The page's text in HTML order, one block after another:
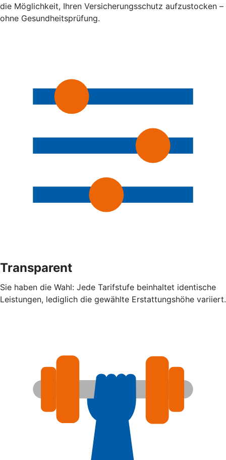
die Möglichkeit, Ihren Versicherungsschutz aufzustocken –
ohne Gesundheitsprüfung.
Transparent
Sie haben die Wahl: Jede Tarifstufe beinhaltet identische
Leistungen, lediglich die gewählte Erstattungshöhe variiert.